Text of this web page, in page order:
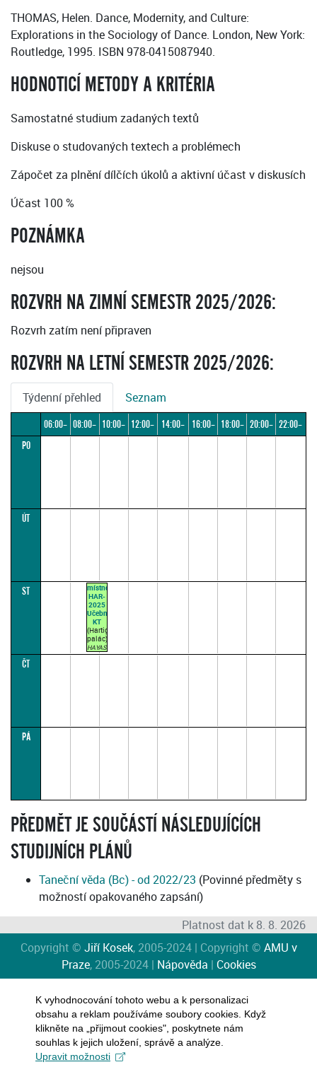
THOMAS, Helen. Dance, Modernity, and Culture:
Explorations in the Sociology of Dance. London, New York:
Routledge, 1995. ISBN 978-0415087940.
HODNOTICÍ METODY A KRITÉRIA
Samostatné studium zadaných textů
Diskuse o studovaných textech a problémech
Zápočet za plnění dílčích úkolů a aktivní účast v diskusích
Účast 100 %
POZNÁMKA
nejsou
ROZVRH NA ZIMNÍ SEMESTR 2025/2026:
Rozvrh zatím není připraven
ROZVRH NA LETNÍ SEMESTR 2025/2026:
Týdenní přehled Seznam
06:00– 08:00– 10:00– 12:00–
14:00–
16:00– 18:00– 20:00– 22:00–
PO
ÚT
ST
místnost
HAR-
2025
Učebna
KT
(Hartigovský
palác)
HAYASHI
L.
ČT
PÁ
PŘEDMĚT JE SOUČÁSTÍ NÁSLEDUJÍCÍCH
STUDIJNÍCH PLÁNŮ
Taneční věda (Bc) - od 2022/23 (Povinné předměty s
možností opakovaného zapsání)
Platnost dat k 8. 8. 2026
Copyright © Jiří Kosek, 2005-2024 | Copyright © AMU v
Praze, 2005-2024 | Nápověda | Cookies
K vyhodnocování tohoto webu a k personalizaci
obsahu a reklam používáme soubory cookies. Když
klikněte na „přijmout cookies", poskytnete nám
souhlas k jejich uložení, správě a analýze.
Upravit možnosti